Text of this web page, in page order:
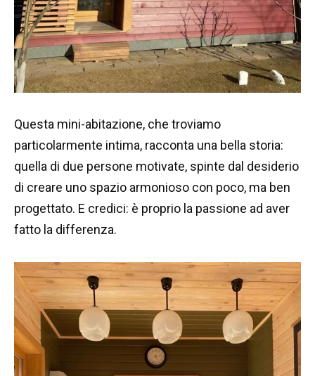
Questa mini-abitazione, che troviamo
particolarmente intima, racconta una bella storia:
quella di due persone motivate, spinte dal desiderio
di creare uno spazio armonioso con poco, ma ben
progettato. E credici: è proprio la passione ad aver
fatto la differenza.